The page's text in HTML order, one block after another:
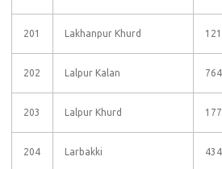
201 Lakhanpur Khurd
202 Lalpur Kalan
203 Lalpur Khurd
204 Larbakki